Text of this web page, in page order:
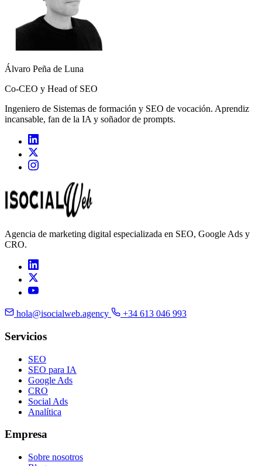
Álvaro Peña de Luna
Co-CEO y Head of SEO
Ingeniero de Sistemas de formación y SEO de vocación. Aprendiz
incansable, fan de la IA y soñador de prompts.
Agencia de marketing digital especializada en SEO, Google Ads y
CRO.
hola@isocialweb.agency +34 613 046 993
Servicios
SEO
SEO para IA
Google Ads
CRO
Social Ads
Analítica
Empresa
Sobre nosotros